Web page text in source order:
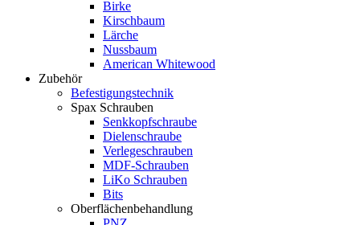
Birke
Kirschbaum
Lärche
Nussbaum
American Whitewood
Zubehör
Befestigungstechnik
Spax Schrauben
Senkkopfschraube
Dielenschraube
Verlegeschrauben
MDF-Schrauben
LiKo Schrauben
Bits
Oberflächenbehandlung